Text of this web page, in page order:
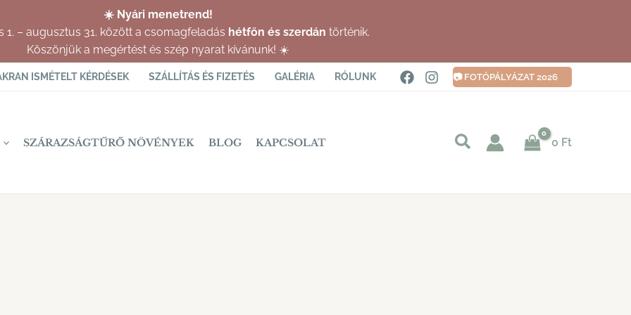
☀️ Nyári menetrend!
1. – augusztus 31. között a csomagfeladás hétfőn és szerdán történik.
Köszönjük a megértést és szép nyarat kívánunk! ☀️
ISMÉTELT KÉRDÉSEK SZÁLLÍTÁS ÉS FIZETÉS GALÉRIA RÓLUNK 📷 FOTÓPÁLYÁZAT 2026
SZÁRAZSÁGTŰRŐ NÖVÉNYEK BLOG KAPCSOLAT
Keresés
0 Ft